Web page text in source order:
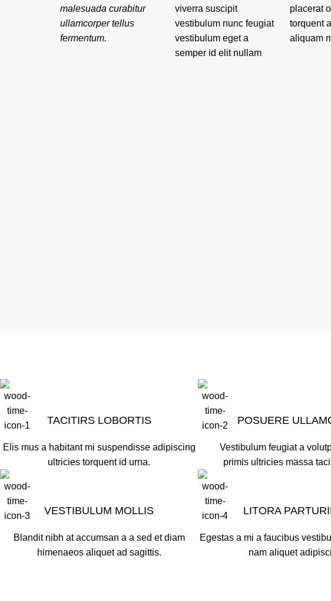
malesuada curabitur
ullamcorper tellus
fermentum.
viverra suscipit
vestibulum nunc feugiat
vestibulum eget a
semper id elit nullam
placerat odio a dolor
torquent adipiscing ac
aliquam mollis proin
TACITIRS LOBORTIS
Elis mus a habitant mi suspendisse adipiscing
ultricies torquent id urna.
VESTIBULUM MOLLIS
Blandit nibh at accumsan a a sed et diam
himenaeos aliquet ad sagittis.
POSUERE
Vestibulum feugiat a
primis ultricies massa
LITORA
Egestas a mi a faucibus
nam aliquet